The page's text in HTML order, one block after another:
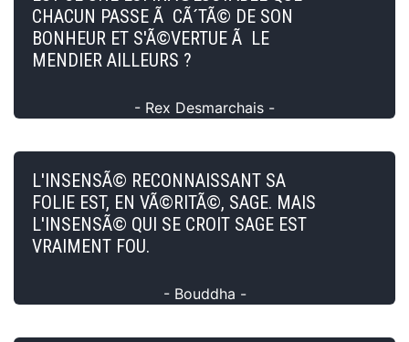
CHACUN PASSE Ã CÃ´TÃ© DE SON
BONHEUR ET S'Ã©VERTUE Ã LE
MENDIER AILLEURS ?
- Rex Desmarchais -
L'INSENSÃ© RECONNAISSANT SA
FOLIE EST, EN VÃ©RITÃ©, SAGE. MAIS
L'INSENSÃ© QUI SE CROIT SAGE EST
VRAIMENT FOU.
- Bouddha -